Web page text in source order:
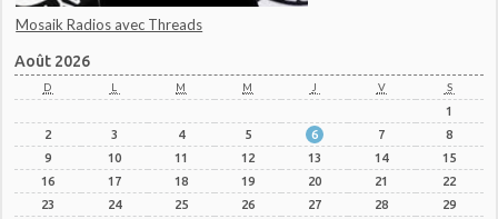
Mosaik Radios avec Threads
Août 2026
D L M M J V S
1
2
3 4 5 6 7
8
9
10 11 12 13 14
15
16
17 18 19 20 21
22
23
24 25 26 27 28
29